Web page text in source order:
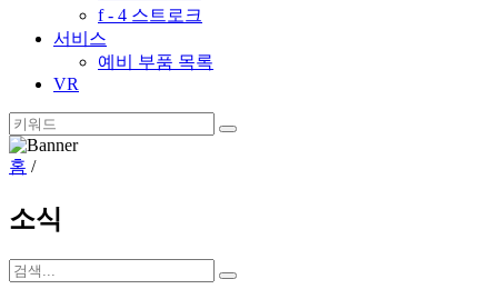
f - 4 스트로크
서비스
예비 부품 목록
VR
홈 /
소식